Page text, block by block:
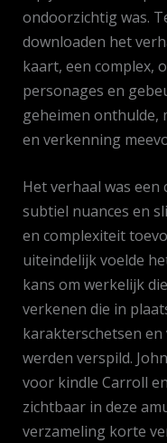
ondoorzichtig was.
downloaden het
kaart, een complex,
personages en
geheimen onthulde,
en verkenning
Het verhaal was een
subtiel nuances en
en complexiteit
uiteindelijk voelde
kans om werkelijk
verkenen die in
karakterschetsen
werden verspild.
voor kindle Carroll
zichtbaar in deze
verzameling korte